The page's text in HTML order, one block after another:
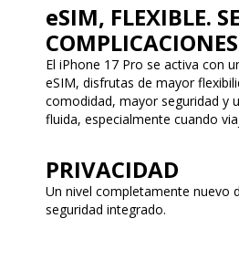
eSIM, FLEXIBLE.
COMPLICACIONES
El iPhone 17 Pro se activa con
eSIM, disfrutas de mayor
comodidad, mayor seguridad y
fluida, especialmente cuando
PRIVACIDAD
Un nivel completamente nuevo
seguridad integrado.